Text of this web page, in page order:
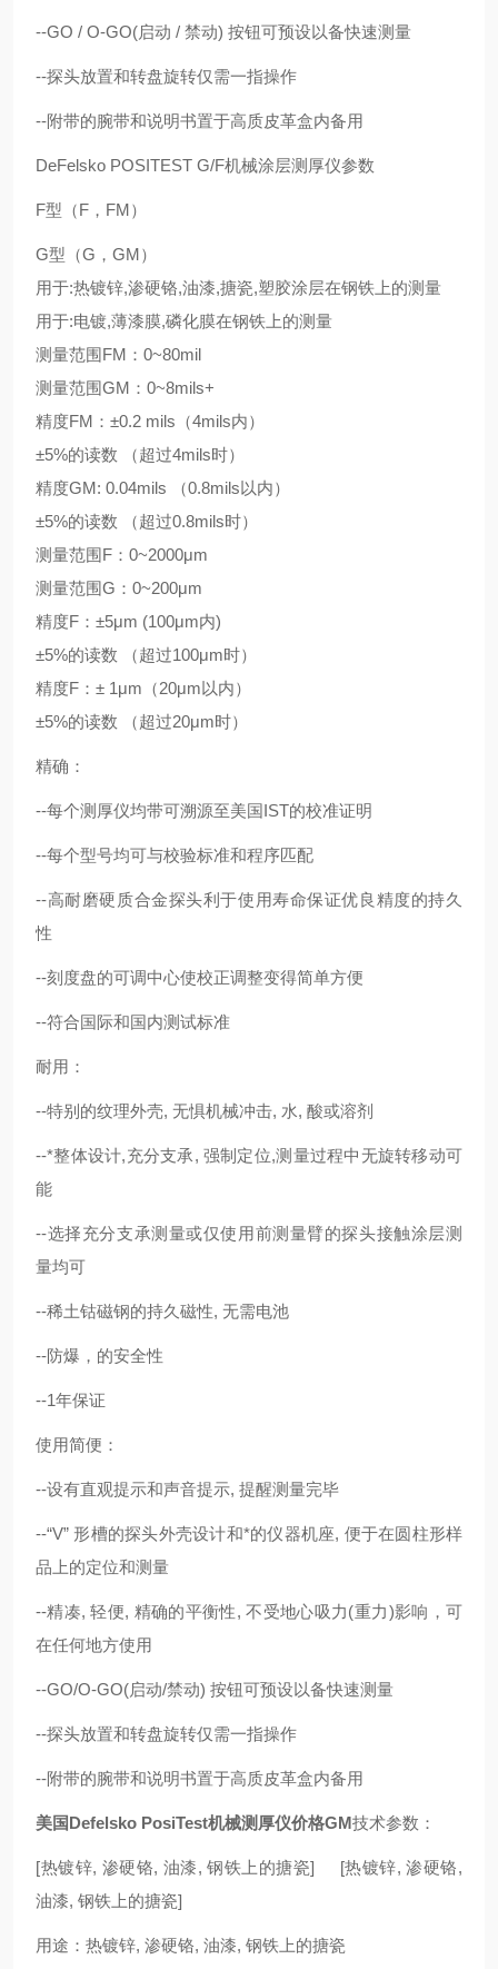
--GO / O-GO(启动 / 禁动) 按钮可预设以备快速测量
--探头放置和转盘旋转仅需一指操作
--附带的腕带和说明书置于高质皮革盒内备用
DeFelsko POSITEST G/F机械涂层测厚仪参数
F型（F，FM）
G型（G，GM）
用于:热镀锌,渗硬铬,油漆,搪瓷,塑胶涂层在钢铁上的测量
用于:电镀,薄漆膜,磷化膜在钢铁上的测量
测量范围FM：0~80mil
测量范围GM：0~8mils+
精度FM：±0.2 mils（4mils内）
±5%的读数 （超过4mils时）
精度GM: 0.04mils （0.8mils以内）
±5%的读数 （超过0.8mils时）
测量范围F：0~2000μm
测量范围G：0~200μm
精度F：±5μm (100μm内)
±5%的读数 （超过100μm时）
精度F：± 1μm（20μm以内）
±5%的读数 （超过20μm时）
精确：
--每个测厚仪均带可溯源至美国IST的校准证明
--每个型号均可与校验标准和程序匹配
--高耐磨硬质合金探头利于使用寿命保证优良精度的持久
性
--刻度盘的可调中心使校正调整变得简单方便
--符合国际和国内测试标准
耐用：
--特别的纹理外壳, 无惧机械冲击, 水, 酸或溶剂
--*整体设计,充分支承, 强制定位,测量过程中无旋转移动可
能
--选择充分支承测量或仅使用前测量臂的探头接触涂层测
量均可
--稀土钴磁钢的持久磁性, 无需电池
--防爆，的安全性
--1年保证
使用简便：
--设有直观提示和声音提示, 提醒测量完毕
--“V” 形槽的探头外壳设计和*的仪器机座, 便于在圆柱形样
品上的定位和测量
--精凑, 轻便, 精确的平衡性, 不受地心吸力(重力)影响，可
在任何地方使用
--GO/O-GO(启动/禁动) 按钮可预设以备快速测量
--探头放置和转盘旋转仅需一指操作
--附带的腕带和说明书置于高质皮革盒内备用
美国Defelsko PosiTest机械测厚仪价格GM技术参数：
[热镀锌, 渗硬铬, 油漆, 钢铁上的搪瓷] [热镀锌, 渗硬铬,
油漆, 钢铁上的搪瓷]
用途：热镀锌, 渗硬铬, 油漆, 钢铁上的搪瓷